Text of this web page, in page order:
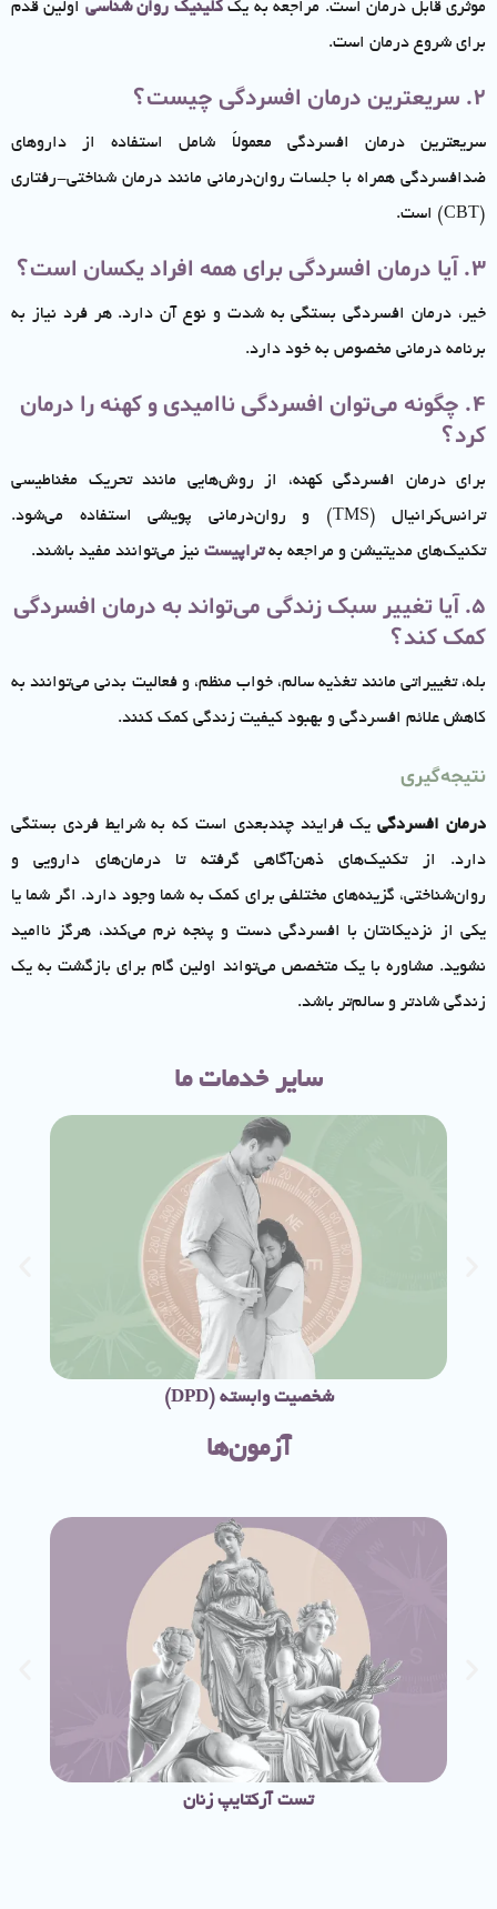
سایر خدمات ما
شخصیت وابسته (DPD)
آزمون‌ها
تست آرکتایپ زنان
موثری قابل درمان است. مراجعه به یککلینیک روان شناسی اولین قدم
برای شروع درمان است.
2. سریعترین درمان افسردگی چیست؟
سریعترین درمان افسردگی معمولاً شامل استفاده از داروهای
ضدافسردگی همراه با جلسات روان‌درمانی مانند درمان شناختی-رفتاری
(CBT) است.
3. آیا درمان افسردگی برای همه افراد یکسان است؟
خیر، درمان افسردگی بستگی به شدت و نوع آن دارد. هر فرد نیاز به
برنامه درمانی مخصوص به خود دارد.
4. چگونه می‌توان افسردگی ناامیدی و کهنه را درمان
کرد؟
برای درمان افسردگی کهنه، از روش‌هایی مانند تحریک مغناطیسی
ترانس‌کرانیال (TMS) و روان‌درمانی پویشی استفاده می‌شود.
تکنیک‌های مدیتیشن و مراجعه بهتراپیست نیز می‌توانند مفید باشند.
5. آیا تغییر سبک زندگی می‌تواند به درمان افسردگی
کمک کند؟
بله، تغییراتی مانند تغذیه سالم، خواب منظم، و فعالیت بدنی می‌توانند به
کاهش علائم افسردگی و بهبود کیفیت زندگی کمک کنند.
نتیجه‌گیری
درمان افسردگییک فرایند چند‌بعدی است که به شرایط فردی بستگی
دارد. از تکنیک‌های ذهن‌آگاهی گرفته تا درمان‌های دارویی و
روان‌شناختی، گزینه‌های مختلفی برای کمک به شما وجود دارد. اگر شما یا
یکی از نزدیکانتان با افسردگی دست و پنجه نرم می‌کند، هرگز ناامید
نشوید. مشاوره با یک متخصص می‌تواند اولین گام برای بازگشت به یک
زندگی شادتر و سالم‌تر باشد.